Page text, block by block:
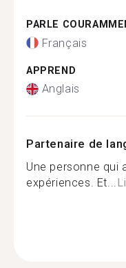
PARLE
Français
APPREND
Anglais
Partenaire de
Une personne qui
expériences. Et...